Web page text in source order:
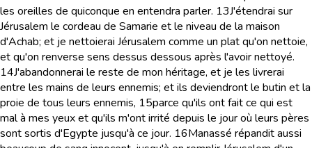
les oreilles de quiconque en entendra parler. 13J'étendrai sur
Jérusalem le cordeau de Samarie et le niveau de la maison
d'Achab; et je nettoierai Jérusalem comme un plat qu'on nettoie,
et qu'on renverse sens dessus dessous après l'avoir nettoyé.
14J'abandonnerai le reste de mon héritage, et je les livrerai
entre les mains de leurs ennemis; et ils deviendront le butin et la
proie de tous leurs ennemis, 15parce qu'ils ont fait ce qui est
mal à mes yeux et qu'ils m'ont irrité depuis le jour où leurs pères
sont sortis d'Egypte jusqu'à ce jour. 16Manassé répandit aussi